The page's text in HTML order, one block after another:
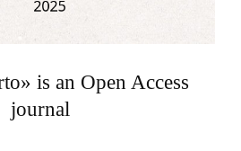
is an Open Access
journal